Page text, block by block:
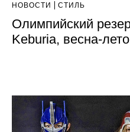
НОВОСТИ СТИЛЬ
Олимпийский
Keburia, весна-